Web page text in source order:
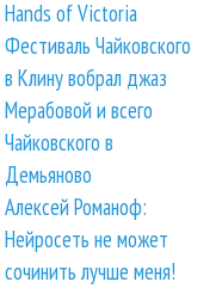
Hands of Victoria
Фестиваль Чайковского
в Клину вобрал джаз
Мерабовой и всего
Чайковского в
Демьяново
Алексей Романоф:
Нейросеть не может
сочинить лучше меня!